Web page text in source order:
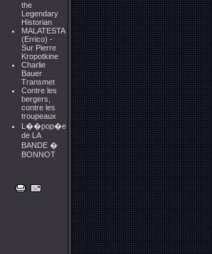
the
Legendary
Historian
MALATESTA
(Errico) -
Sur Pierre
Kropotkine
Charlie
Bauer
Transmet
Contre les
bergers,
contre les
troupeaux
L��pop�e
de LA
BANDE �
BONNOT